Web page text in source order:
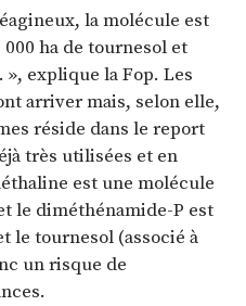
la molécule est
ha de tournesol et
», explique la Fop. Les
arriver mais, selon elle,
réside dans le report
très utilisées et en
est une molécule
le diméthénamide-P est
le tournesol (associé à
un risque de